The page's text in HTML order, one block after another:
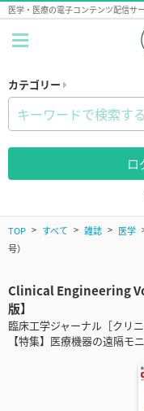
医学・医療の電子コンテンツ配信サ
カテゴリー
ロ
TOP すべて 雑誌 医学
号）
Clinical Engineering
版】
臨床工学ジャーナル［クリ
【特集】医療機器の遠隔モ